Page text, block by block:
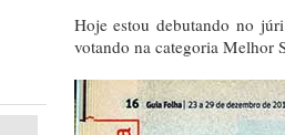
Hoje estou debutando no
votando na categoria Melhor